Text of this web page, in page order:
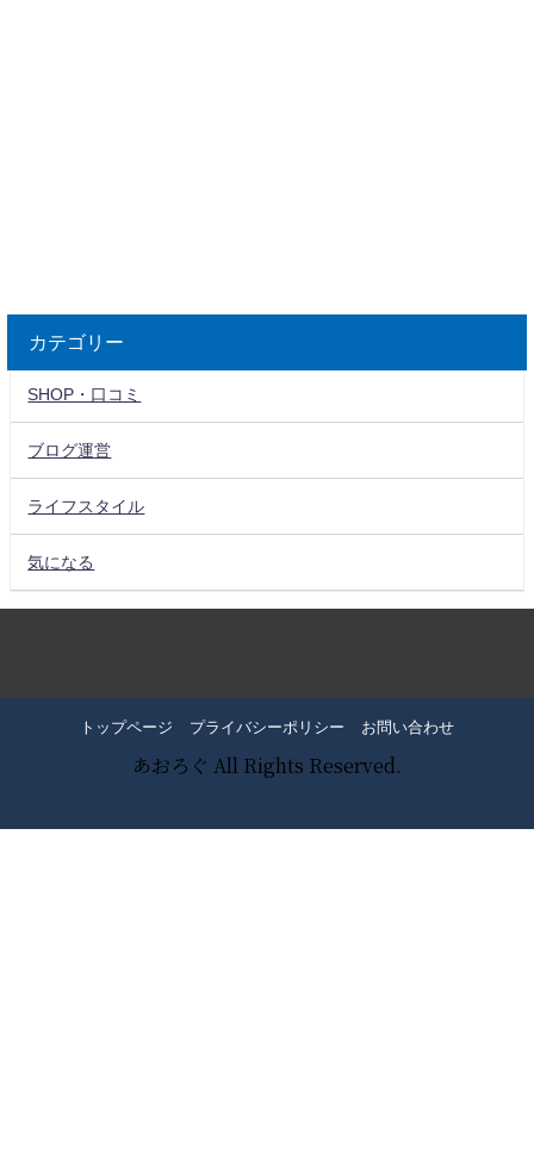
カテゴリー
SHOP・口コミ
ブログ運営
ライフスタイル
気になる
トップページ プライバシーポリシー お問い合わせ
あおろぐ All Rights Reserved.